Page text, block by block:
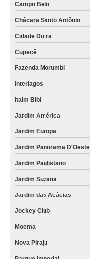
Campo Belo
Chácara Santo Antônio
Cidade Dutra
Cupecê
Fazenda Morumbi
Interlagos
Itaim Bibi
Jardim América
Jardim Europa
Jardim Panorama D'Oeste
Jardim Paulistano
Jardim Suzana
Jardim das Acácias
Jockey Club
Moema
Nova Piraju